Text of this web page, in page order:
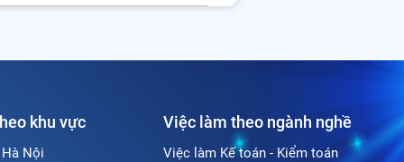
khu vực
Nội
Việc làm theo ngành nghề
Việc làm Kế toán - Kiểm toán